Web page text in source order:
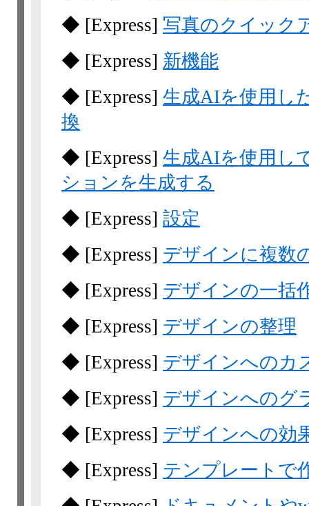
◆ [Express] 写真のクイック
◆ [Express] 新機能
◆ [Express] 生成AIを使用し
換
◆ [Express] 生成AIを使用し
ションを生成する
◆ [Express] 設定
◆ [Express] デザインに複数
◆ [Express] デザインの一括
◆ [Express] デザインの整理
◆ [Express] デザインへのカ
◆ [Express] デザインへのグ
◆ [Express] デザインへの効
◆ [Express] テンプレートで